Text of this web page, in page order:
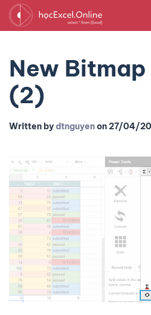
New Bitmap
(2)
Written bydtnguyenon27/04/